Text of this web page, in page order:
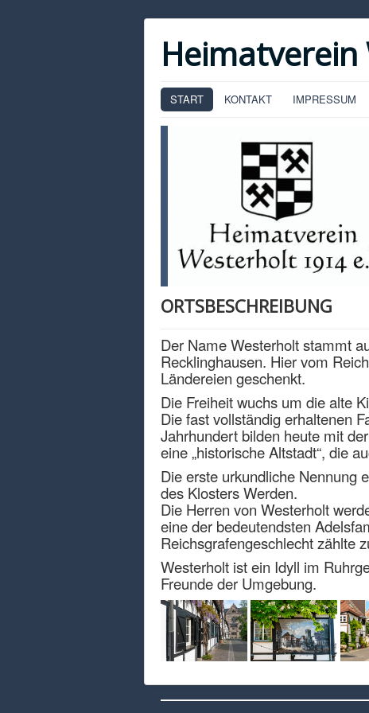
START KONTAKT IMPRESSUM
ORTSBESCHREIBUNG
Der Name Westerholt stammt
Recklinghausen. Hier vom
Ländereien geschenkt.
Die Freiheit wuchs um die alte
Die fast vollständig erhaltenen
Jahrhundert bilden heute mit
eine „historische Altstadt“, die
Die erste urkundliche Nennung
des Klosters Werden.
Die Herren von Westerholt
eine der bedeutendsten
Reichsgrafengeschlecht zählte
Westerholt ist ein Idyll im
Freunde der Umgebung.